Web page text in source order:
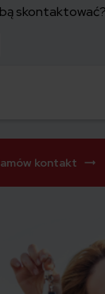
skontaktować?
kontakt